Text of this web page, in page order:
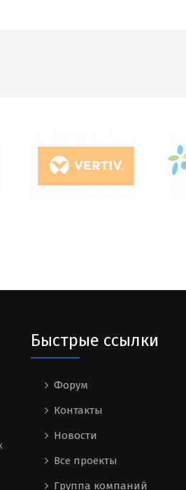
Быстрые ссылки
Форум
Контакты
Новости
Все проекты
Группа компаний